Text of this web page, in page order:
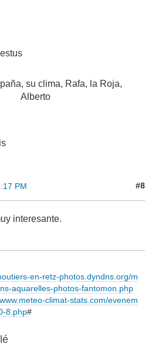
su clima, Rafa, la Roja,
Alberto
PM #8
interesante.
en-retz-photos.dyndns.org/m
aquarelles-photos-fantomon.php
climat-stats.com/evenem
8.php#